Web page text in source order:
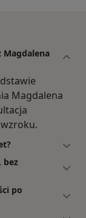
Magdalena
Magdalena
bez
po